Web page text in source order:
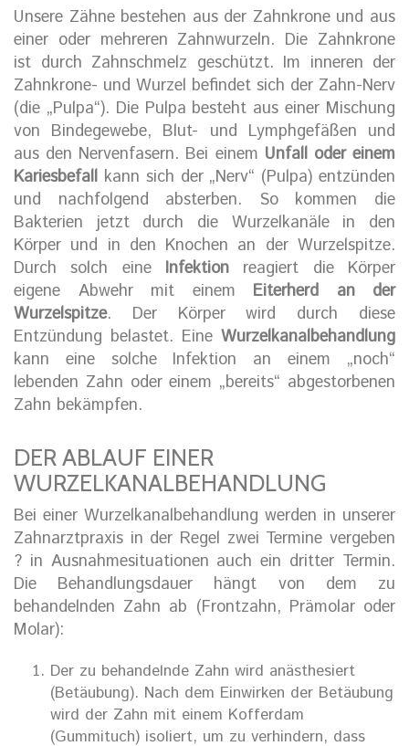
Unsere Zähne bestehen aus der Zahnkrone und aus
einer oder mehreren Zahnwurzeln. Die Zahnkrone
ist durch Zahnschmelz geschützt. Im inneren der
Zahnkrone- und Wurzel befindet sich der Zahn-Nerv
(die „Pulpa“). Die Pulpa besteht aus einer Mischung
von Bindegewebe, Blut- und Lymphgefäßen und
aus den Nervenfasern. Bei einem Unfall oder einem
Kariesbefall kann sich der „Nerv“ (Pulpa) entzünden
und nachfolgend absterben. So kommen die
Bakterien jetzt durch die Wurzelkanäle in den
Körper und in den Knochen an der Wurzelspitze.
Durch solch eine Infektion reagiert die Körper
eigene Abwehr mit einem Eiterherd an der
Wurzelspitze. Der Körper wird durch diese
Entzündung belastet. Eine Wurzelkanalbehandlung
kann eine solche Infektion an einem „noch“
lebenden Zahn oder einem „bereits“ abgestorbenen
Zahn bekämpfen.
DER ABLAUF EINER
WURZELKANALBEHANDLUNG
Bei einer Wurzelkanalbehandlung werden in unserer
Zahnarztpraxis in der Regel zwei Termine vergeben
? in Ausnahmesituationen auch ein dritter Termin.
Die Behandlungsdauer hängt von dem zu
behandelnden Zahn ab (Frontzahn, Prämolar oder
Molar):
Der zu behandelnde Zahn wird anästhesiert
(Betäubung). Nach dem Einwirken der Betäubung
wird der Zahn mit einem Kofferdam
(Gummituch) isoliert, um zu verhindern, dass